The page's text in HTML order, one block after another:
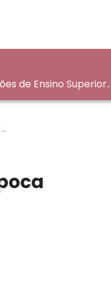
de Ensino Superior